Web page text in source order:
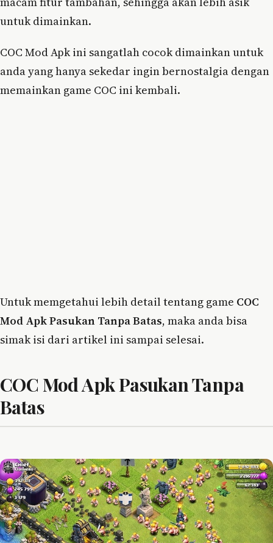
untuk dimainkan.
COC Mod Apk ini sangatlah cocok dimainkan untuk
anda yang hanya sekedar ingin bernostalgia dengan
memainkan game COC ini kembali.
Untuk memgetahui lebih detail tentang game COC
Mod Apk Pasukan Tanpa Batas, maka anda bisa
simak isi dari artikel ini sampai selesai.
COC Mod Apk Pasukan Tanpa
Batas